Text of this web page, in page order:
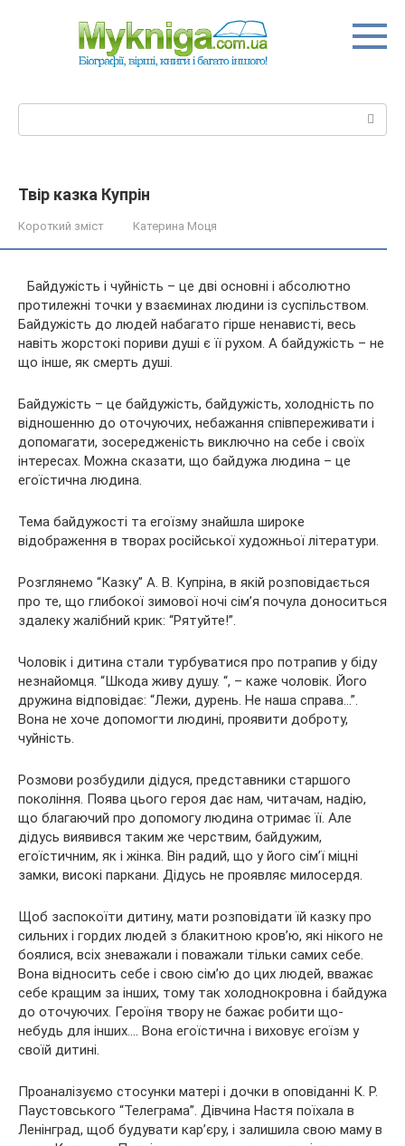
Твір казка Купрін
Короткий зміст Катерина Моця
Байдужість і чуйність – це дві основні і абсолютно
протилежні точки у взаєминах людини із суспільством.
Байдужість до людей набагато гірше ненависті, весь
навіть жорстокі пориви душі є її рухом. А байдужість – не
що інше, як смерть душі.
Байдужість – це байдужість, байдужість, холодність по
відношенню до оточуючих, небажання співпереживати і
допомагати, зосередженість виключно на себе і своїх
інтересах. Можна сказати, що байдужа людина – це
егоїстична людина.
Тема байдужості та егоїзму знайшла широке
відображення в творах російської художньої літератури.
Розглянемо “Казку” А. В. Купріна, в якій розповідається
про те, що глибокої зимової ночі сім’я почула доноситься
здалеку жалібний крик: “Рятуйте!”.
Чоловік і дитина стали турбуватися про потрапив у біду
незнайомця. “Шкода живу душу. “, – каже чоловік. Його
дружина відповідає: “Лежи, дурень. Не наша справа…”.
Вона не хоче допомогти людині, проявити доброту,
чуйність.
Розмови розбудили дідуся, представники старшого
покоління. Поява цього героя дає нам, читачам, надію,
що благаючий про допомогу людина отримає її. Але
дідусь виявився таким же черствим, байдужим,
егоїстичним, як і жінка. Він радий, що у його сім’ї міцні
замки, високі паркани. Дідусь не проявляє милосердя.
Щоб заспокоїти дитину, мати розповідати їй казку про
сильних і гордих людей з блакитною кров’ю, які нікого не
боялися, всіх зневажали і поважали тільки самих себе.
Вона відносить себе і свою сім’ю до цих людей, вважає
себе кращим за інших, тому так холоднокровна і байдужа
до оточуючих. Героїня твору не бажає робити що-
небудь для інших…. Вона егоїстична і виховує егоїзм у
своїй дитині.
Проаналізуємо стосунки матері і дочки в оповіданні К. Р.
Паустовського “Телеграма”. Дівчина Настя поїхала в
Ленінград, щоб будувати кар’єру, і залишила свою маму в